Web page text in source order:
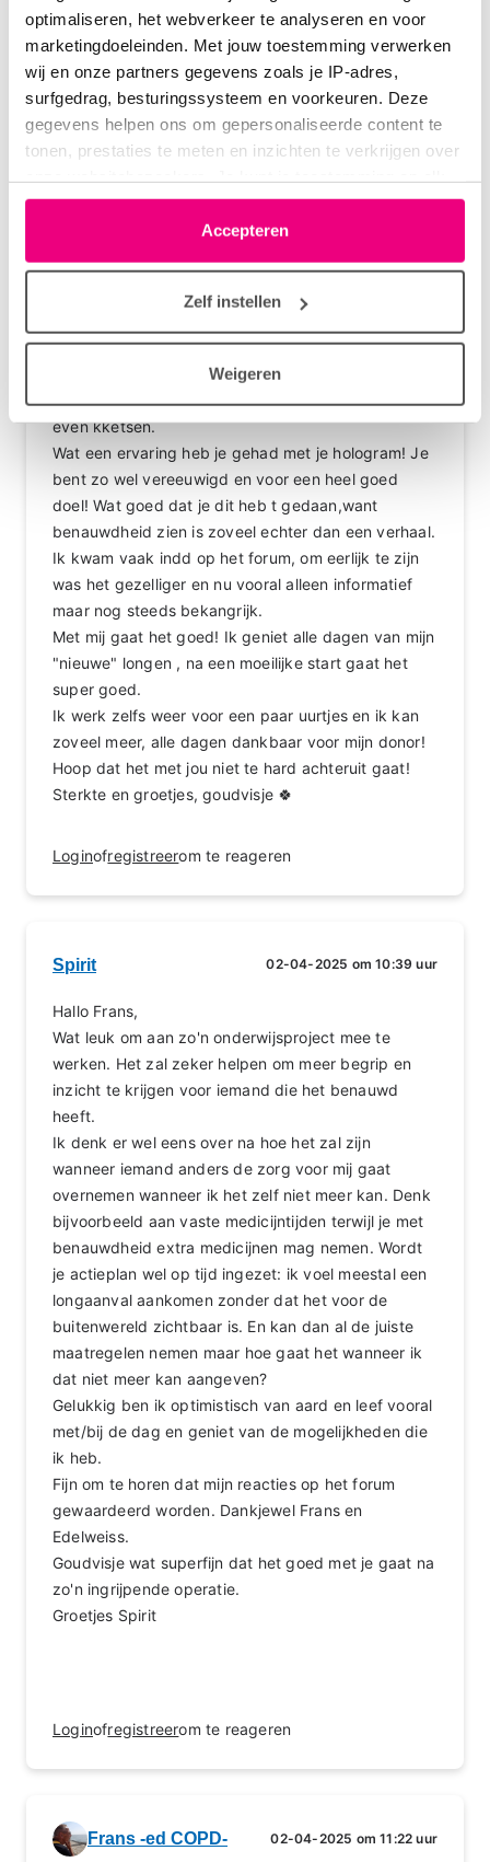
optimaliseren, het webverkeer te analyseren en voor
marketingdoeleinden. Met jouw toestemming verwerken
wij en onze partners gegevens zoals je IP-adres,
surfgedrag, besturingssysteem en voorkeuren. Deze
gegevens helpen ons om gepersonaliseerde content te
tonen, prestaties te meten en inzichten te verkrijgen over
moment wijzigen of intrekken via het cookie-icoontje
linksonder elke pagina. De lijst met partners is te vinden
in het tabblad “details”.
Accepteren
Zelf instellen
Weigeren
verder idd meelezen. Over mezelf deel ik
sporadisch iets in een kort zinnetje, als dat ter zake
doet.
Tis mooi elkaar te kunnen steunen hier!
Ik hoorde dat je naar mij en anderen vroeg dus kom
even kketsen.
Wat een ervaring heb je gehad met je hologram! Je
bent zo wel vereeuwigd en voor een heel goed
doel! Wat goed dat je dit heb t gedaan,want
benauwdheid zien is zoveel echter dan een verhaal.
Ik kwam vaak indd op het forum, om eerlijk te zijn
was het gezelliger en nu vooral alleen informatief
maar nog steeds bekangrijk.
Met mij gaat het goed! Ik geniet alle dagen van mijn
"nieuwe" longen , na een moeilijke start gaat het
super goed.
Ik werk zelfs weer voor een paar uurtjes en ik kan
zoveel meer, alle dagen dankbaar voor mijn donor!
Hoop dat het met jou niet te hard achteruit gaat!
Sterkte en groetjes, goudvisje 🍀
Loginofregistreerom te reageren
Spirit 02-04-2025 om 10:39 uur
Hallo Frans,
Wat leuk om aan zo'n onderwijsproject mee te
werken. Het zal zeker helpen om meer begrip en
inzicht te krijgen voor iemand die het benauwd
heeft.
Ik denk er wel eens over na hoe het zal zijn
wanneer iemand anders de zorg voor mij gaat
overnemen wanneer ik het zelf niet meer kan. Denk
bijvoorbeeld aan vaste medicijntijden terwijl je met
benauwdheid extra medicijnen mag nemen. Wordt
je actieplan wel op tijd ingezet: ik voel meestal een
longaanval aankomen zonder dat het voor de
buitenwereld zichtbaar is. En kan dan al de juiste
maatregelen nemen maar hoe gaat het wanneer ik
dat niet meer kan aangeven?
Gelukkig ben ik optimistisch van aard en leef vooral
met/bij de dag en geniet van de mogelijkheden die
ik heb.
Fijn om te horen dat mijn reacties op het forum
gewaardeerd worden. Dankjewel Frans en
Edelweiss.
Goudvisje wat superfijn dat het goed met je gaat na
zo'n ingrijpende operatie.
Groetjes Spirit
Loginofregistreerom te reageren
Frans -ed COPD- 02-04-2025 om 11:22 uur